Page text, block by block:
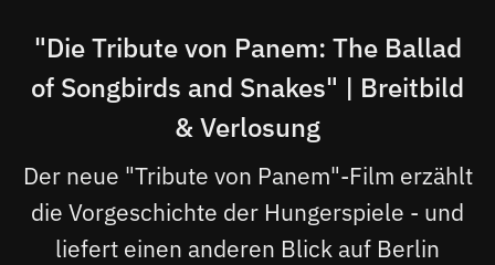
"Die Tribute von Panem: The Ballad
of Songbirds and Snakes" | Breitbild
& Verlosung
Der neue "Tribute von Panem"-Film erzählt
die Vorgeschichte der Hungerspiele - und
liefert einen anderen Blick auf Berlin